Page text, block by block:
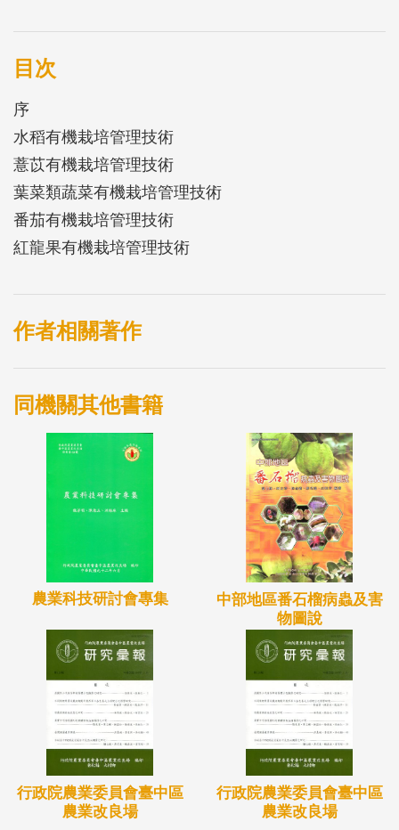
細緻化調整，以培育健康的作物，並符合有機農業的
規範。本技術專刊將有臺中區農業改良場機栽培園區
及紅龍果之有機栽培管理技術彙編成冊，冀能提供從
事作物有機栽培農友的參考。
目次
序
水稻有機栽培管理技術
薏苡有機栽培管理技術
葉菜類蔬菜有機栽培管理技術
番茄有機栽培管理技術
紅龍果有機栽培管理技術
作者相關著作
同機關其他書籍
農業科技研討會專集
中部地區番石榴病蟲及害
物圖說
行政院農業委員會臺中區
農業改良場
行政院農業委員會臺中區
農業改良場